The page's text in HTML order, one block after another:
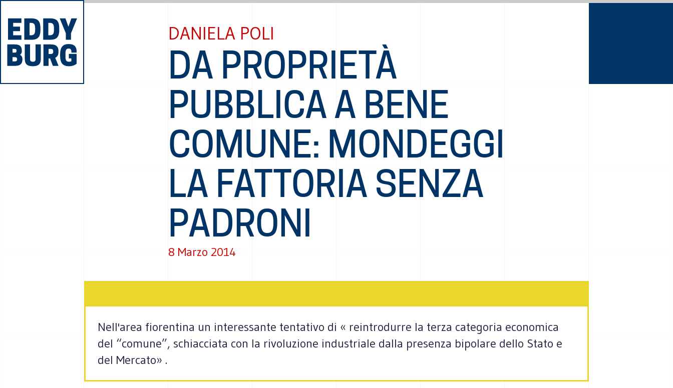
DANIELA POLI
DA PROPRIETÀ
PUBBLICA A BENE
COMUNE: MONDEGGI
LA FATTORIA SENZA
PADRONI
8 Marzo 2014
Nell'area fiorentina un interessante tentativo di « reintrodurre la terza categoria economica
del “comune”, schiacciata con la rivoluzione industriale dalla presenza bipolare dello Stato e
del Mercato» .